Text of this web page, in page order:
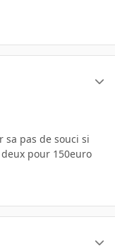
sa pas de souci si
pour 150euro